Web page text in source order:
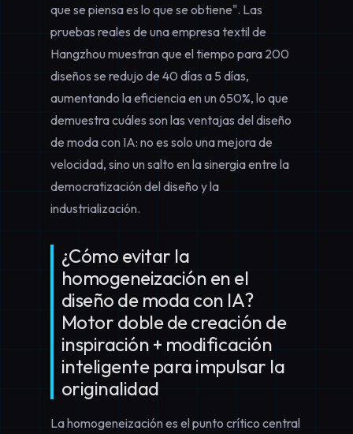
que se piensa es lo que se obtiene". Las
pruebas reales de una empresa textil de
Hangzhou muestran que el tiempo para 200
diseños se redujo de 40 días a 5 días,
aumentando la eficiencia en un 650%, lo que
demuestracuáles son las ventajas del diseño
de moda con IA: no es solo una mejora de
velocidad, sino un salto en la sinergia entre la
democratización del diseño y la
industrialización.
¿Cómo evitar la
homogeneización en el
diseño de moda con IA?
Motor doble de creación de
inspiración + modificación
inteligente para impulsar la
originalidad
La homogeneización es el punto crítico central